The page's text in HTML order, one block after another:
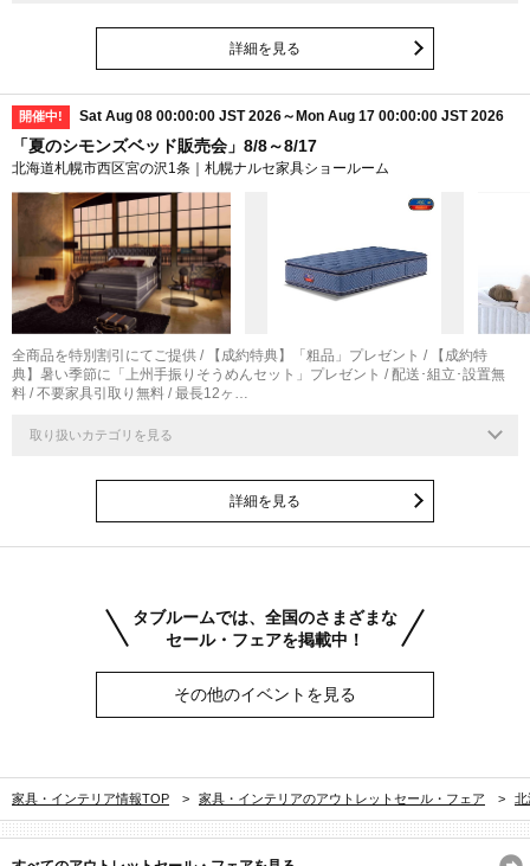
詳細を見る
開催中! Sat Aug 08 00:00:00 JST 2026～Mon Aug 17 00:00:00 JST 2026
「夏のシモンズベッド販売会」8/8～8/17
北海道札幌市西区宮の沢1条｜札幌ナルセ家具ショールーム
全商品を特別割引にてご提供 / 【成約特典】「粗品」プレゼント / 【成約特
典】暑い季節に「上州手振りそうめんセット」プレゼント / 配送･組立･設置無
料 / 不要家具引取り無料 / 最長12ヶ…
取り扱いカテゴリを見る
詳細を見る
タブルームでは、全国のさまざまな
セール・フェアを掲載中！
その他のイベントを見る
家具・インテリア情報TOP > 家具・インテリアのアウトレットセール・フェア > 北